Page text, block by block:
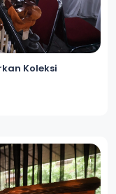
Koleksi